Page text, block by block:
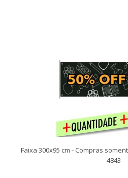
Faixa 300x95 cm - Compras
4843